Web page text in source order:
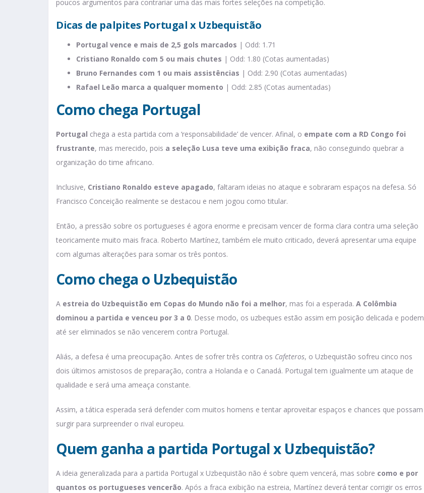
poucos argumentos para contrariar uma das mais fortes seleções na competição.
Dicas de palpites Portugal x Uzbequistão
Portugal vence e mais de 2,5 gols marcados | Odd: 1.71
Cristiano Ronaldo com 5 ou mais chutes | Odd: 1.80 (Cotas aumentadas)
Bruno Fernandes com 1 ou mais assistências | Odd: 2.90 (Cotas aumentadas)
Rafael Leão marca a qualquer momento | Odd: 2.85 (Cotas aumentadas)
Como chega Portugal
Portugal chega a esta partida com a ‘responsabilidade’ de vencer. Afinal, o empate com a RD Congo foi
frustrante, mas merecido, pois a seleção Lusa teve uma exibição fraca, não conseguindo quebrar a
organização do time africano.
Inclusive, Cristiano Ronaldo esteve apagado, faltaram ideias no ataque e sobraram espaços na defesa. Só
Francisco Conceição realmente se destacou e nem jogou como titular.
Então, a pressão sobre os portugueses é agora enorme e precisam vencer de forma clara contra uma seleção
teoricamente muito mais fraca. Roberto Martínez, também ele muito criticado, deverá apresentar uma equipe
com algumas alterações para somar os três pontos.
Como chega o Uzbequistão
A estreia do Uzbequistão em Copas do Mundo não foi a melhor, mas foi a esperada. A Colômbia
dominou a partida e venceu por 3 a 0. Desse modo, os uzbeques estão assim em posição delicada e podem
até ser eliminados se não vencerem contra Portugal.
Aliás, a defesa é uma preocupação. Antes de sofrer três contra os Cafeteros, o Uzbequistão sofreu cinco nos
dois últimos amistosos de preparação, contra a Holanda e o Canadá. Portugal tem igualmente um ataque de
qualidade e será uma ameaça constante.
Assim, a tática esperada será defender com muitos homens e tentar aproveitar espaços e chances que possam
surgir para surpreender o rival europeu.
Quem ganha a partida Portugal x Uzbequistão?
A ideia generalizada para a partida Portugal x Uzbequistão não é sobre quem vencerá, mas sobre como e por
quantos os portugueses vencerão. Após a fraca exibição na estreia, Martínez deverá tentar corrigir os erros